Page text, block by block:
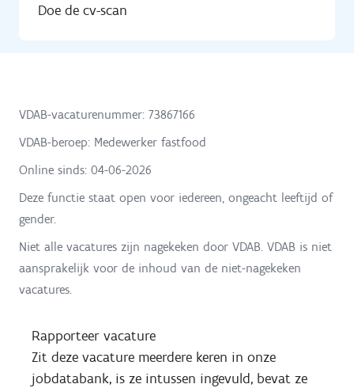
Doe de cv-scan
VDAB-vacaturenummer: 73867166
VDAB-beroep: Medewerker fastfood
Online sinds: 04-06-2026
Deze functie staat open voor iedereen, ongeacht leeftijd of
gender.
Niet alle vacatures zijn nagekeken door VDAB. VDAB is niet
aansprakelijk voor de inhoud van de niet-nagekeken
vacatures.
Rapporteer vacature
Zit deze vacature meerdere keren in onze
jobdatabank, is ze intussen ingevuld, bevat ze